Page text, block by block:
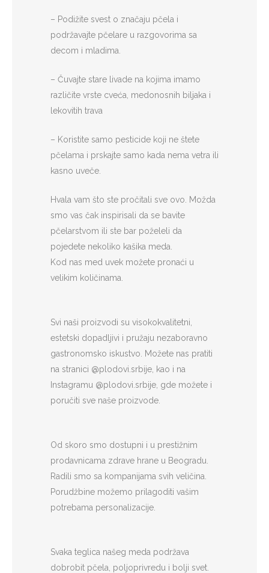
– Podižite svest o značaju pčela i
podržavajte pčelare u razgovorima sa
decom i mladima.
– Čuvajte stare livade na kojima imamo
različite vrste cveća, medonosnih biljaka i
lekovitih trava
– Koristite samo pesticide koji ne štete
pčelama i prskajte samo kada nema vetra ili
kasno uveče.
Hvala vam što ste pročitali sve ovo. Možda
smo vas čak inspirisali da se bavite
pčelarstvom ili ste bar poželeli da
pojedete nekoliko kašika meda.
Kod nas med uvek možete pronaći u
velikim količinama.
Svi naši proizvodi su visokokvalitetni,
estetski dopadljivi i pružaju nezaboravno
gastronomsko iskustvo. Možete nas pratiti
na stranici @plodovi.srbije, kao i na
Instagramu @plodovi.srbije, gde možete i
poručiti sve naše proizvode.
Od skoro smo dostupni i u prestižnim
prodavnicama zdrave hrane u Beogradu.
Radili smo sa kompanijama svih veličina.
Porudžbine možemo prilagoditi vašim
potrebama personalizacije.
Svaka teglica našeg meda podržava
dobrobit pčela, poljoprivredu i bolji svet.